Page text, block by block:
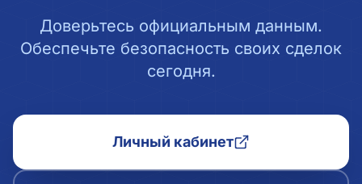
Доверьтесь официальным данным.
Обеспечьте безопасность своих сделок
сегодня.
Личный кабинет